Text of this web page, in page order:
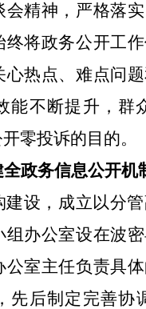
会精神，严格落
终将政务公开工
心热点、难点问
能不断提升，群
零投诉的目的。
政务信息公开机
设， 成立以分
组办公室设在波
公室主任负责具
先后制定完善协